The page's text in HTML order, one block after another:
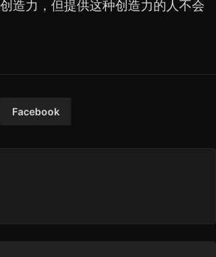
造力，但提供这种创造力的人不会
Facebook